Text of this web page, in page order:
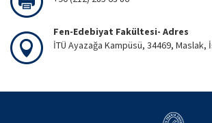
Fen-Edebiyat Fakültesi- Adres
İTÜ Ayazağa Kampüsü, 34469, Maslak,